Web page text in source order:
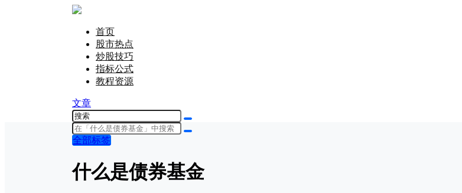
首页
股市热点
炒股技巧
指标公式
教程资源
文章
全部标签
什么是债券基金